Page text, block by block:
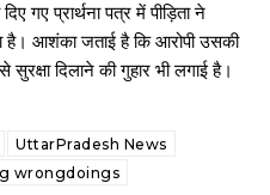
गए प्रार्थना पत्र में पीड़िता ने
है। आशंका जताई है कि आरोपी उसकी
दिलाने की गुहार भी लगाई है।
UttarPradesh News
wrongdoings